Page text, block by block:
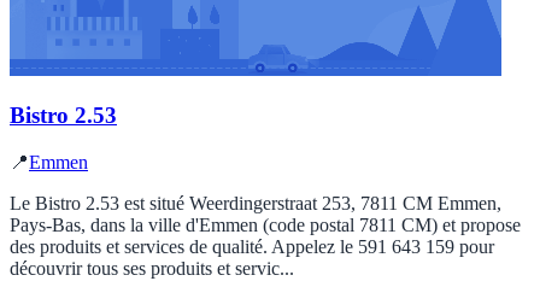
Bistro 2.53
📍Emmen
Le Bistro 2.53 est situé Weerdingerstraat 253, 7811 CM Emmen,
Pays-Bas, dans la ville d'Emmen (code postal 7811 CM) et propose
des produits et services de qualité. Appelez le 591 643 159 pour
découvrir tous ses produits et servic...